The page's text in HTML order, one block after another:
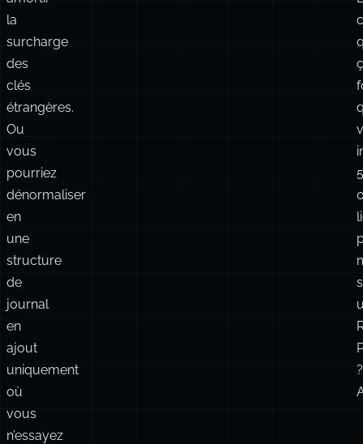
la
surcharge
des
clés
étrangères.
Ou
vous
pourriez
dénormaliser
en
une
structure
de
journal
en
ajout
uniquement
où
vous
n’essayez
?